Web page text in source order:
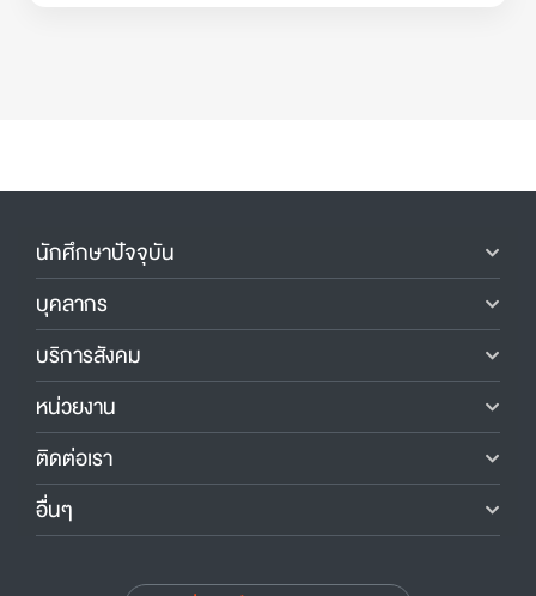
นักศึกษาปัจจุบัน
บุคลากร
บริการสังคม
หน่วยงาน
ติดต่อเรา
อื่นๆ